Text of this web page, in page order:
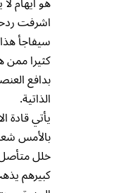
اشرفت
سيفاجأ
كثيرا ممن
بدافع
الذاتية.
يأتي قادة
بالأمس
خلل
كبيرهم